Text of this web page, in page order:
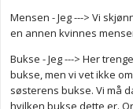
Mensen - Jeg ---> Vi
en annen kvinnes
Bukse - Jeg ---> Her
bukse, men vi vet ikke
søsterens bukse. Vi må
hvilken bukse dette er.